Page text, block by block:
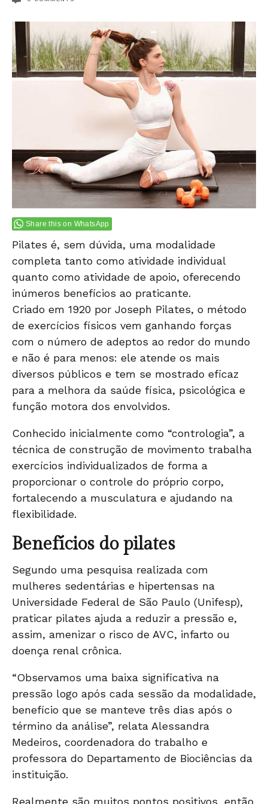
Share this on WhatsApp
Pilates é, sem dúvida, uma modalidade
completa tanto como atividade individual
quanto como atividade de apoio, oferecendo
inúmeros benefícios ao praticante.
Criado em 1920 por Joseph Pilates, o método
de exercícios físicos vem ganhando forças
com o número de adeptos ao redor do mundo
e não é para menos: ele atende os mais
diversos públicos e tem se mostrado eficaz
para a melhora da saúde física, psicológica e
função motora dos envolvidos.
Conhecido inicialmente como “contrologia”, a
técnica de construção de movimento trabalha
exercícios individualizados de forma a
proporcionar o controle do próprio corpo,
fortalecendo a musculatura e ajudando na
flexibilidade.
Benefícios do pilates
Segundo uma pesquisa realizada com
mulheres sedentárias e hipertensas na
Universidade Federal de São Paulo (Unifesp),
praticar pilates ajuda a reduzir a pressão e,
assim, amenizar o risco de AVC, infarto ou
doença renal crônica.
“Observamos uma baixa significativa na
pressão logo após cada sessão da modalidade,
benefício que se manteve três dias após o
término da análise”, relata Alessandra
Medeiros, coordenadora do trabalho e
professora do Departamento de Biociências da
instituição.
Realmente são muitos pontos positivos, então